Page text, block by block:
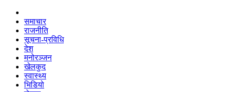
समाचार
राजनीति
सूचना-प्रविधि
देश
मनोरञ्जन
खेलकुद
स्वास्थ्य
भिडियो